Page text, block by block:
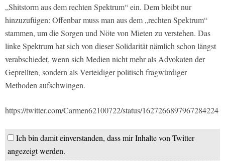
„Shitstorm aus dem rechten Spektrum“ ein. Dem bleibt nur
hinzuzufügen: Offenbar muss man aus dem „rechten Spektrum“
stammen, um die Sorgen und Nöte von Mieten zu verstehen. Das
linke Spektrum hat sich von dieser Solidarität nämlich schon längst
verabschiedet, wenn sich Medien nicht mehr als Advokaten der
Geprellten, sondern als Verteidiger politisch fragwürdiger
Methoden aufschwingen.
https://twitter.com/Carmen62100722/status/1627266897967284224
Ich bin damit einverstanden, dass mir Inhalte von Twitter
angezeigt werden.